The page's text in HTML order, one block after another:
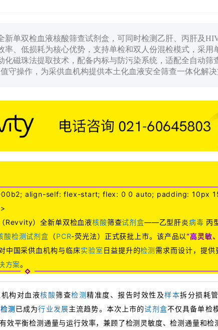
新单双检血液核酸筛查试剂盒，可同时检测乙肝、丙肝及
率、低损耗为核心优势，支持单检和双人份混检模式，采用
化磁珠法提取技术，配备内标与防污染系统，适配全自动筛
守操作，为采供血机构提供本土化血液安全筛查一体化解决
align-self: flex-start; flex: 0 0 auto; padding: 10px
Revvity）全新单双检血液核酸筛查试剂盒——乙型肝炎病毒 丙
酸检测试剂盒 （PCR-荧光法）正式获批上市。该产品以“高灵敏
中国采供血机构与临床实验室 日益提升的检测需求而设计，提
方案。
构对血液核酸筛查检测精准度、报告时效性及样本拆分损耗
检测已成为行业发展主流趋势。本次上市的试剂盒不仅具备单检
效平衡检测通量与运行效率，兼顾了检测灵敏度、检测通量和检